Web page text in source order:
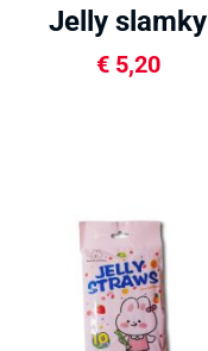
Jelly slamky
300g
€5,20